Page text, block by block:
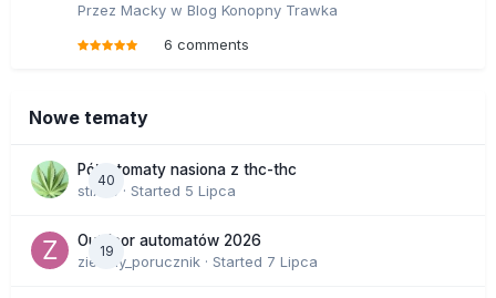
Przez Macky w Blog Konopny Trawka
6 comments
Nowe tematy
40
Półautomaty nasiona z thc-thc
stix33 · Started 5 Lipca
19
Outdoor automatów 2026
zielony_porucznik · Started 7 Lipca